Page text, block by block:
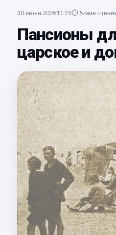
30 июня 202611:25⏱ 5 мин
Пансионы
царское и